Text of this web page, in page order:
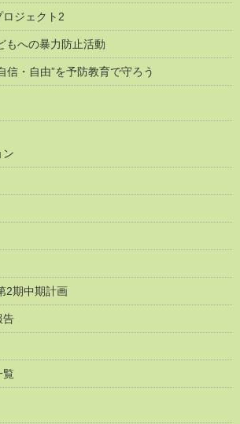
ジェクト2
もへの暴力防止活動
信・自由”を予防教育で守ろう
ン
2期中期計画
告
覧